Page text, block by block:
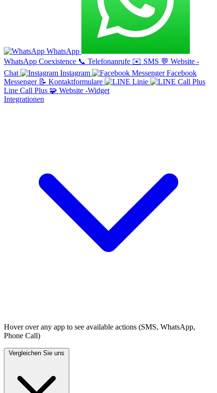
WhatsApp
WhatsApp Coexistence 📞 Telefonanrufe ✉️ SMS 💬 Website -
Chat
Instagram
Facebook
Messenger 📝 Kontaktformulare
Linie
Line Call Plus 🧩 Website -Widget
Integrationen
Hover over any app to see available actions (SMS, WhatsApp,
Phone Call)